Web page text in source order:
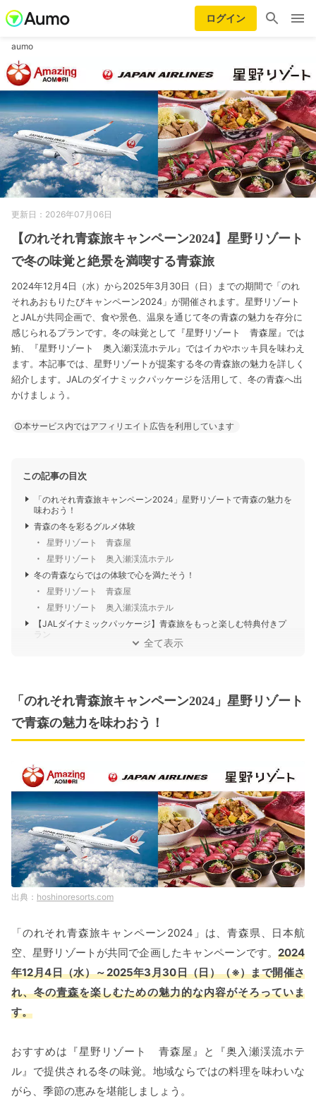
ログイン
aumo
更新日：2026年07月06日
【のれそれ青森旅キャンペーン2024】星野リゾート
で冬の味覚と絶景を満喫する青森旅
2024年12月4日（水）から2025年3月30日（日）までの期間で「のれ
それあおもりたびキャンペーン2024」が開催されます。星野リゾート
とJALが共同企画で、食や景色、温泉を通じて冬の青森の魅力を存分に
感じられるプランです。冬の味覚として『星野リゾート 青森屋』では
鮪、『星野リゾート 奥入瀬渓流ホテル』ではイカやホッキ貝を味わえ
ます。本記事では、星野リゾートが提案する冬の青森旅の魅力を詳しく
紹介します。JALのダイナミックパッケージを活用して、冬の青森へ出
かけましょう。
本サービス内ではアフィリエイト広告を利用しています
この記事の目次
「のれそれ青森旅キャンペーン2024」星野リゾートで青森の魅力を
味わおう！
青森の冬を彩るグルメ体験
星野リゾート 青森屋
星野リゾート 奥入瀬渓流ホテル
冬の青森ならではの体験で心を満たそう！
星野リゾート 青森屋
星野リゾート 奥入瀬渓流ホテル
【JALダイナミックパッケージ】青森旅をもっと楽しむ特典付きプ
ラン
全て表示
「のれそれ青森旅キャンペーン2024」星野リゾート
で青森の魅力を味わおう！
hoshinoresorts.com
「のれそれ青森旅キャンペーン2024」は、青森県、日本航
空、星野リゾートが共同で企画したキャンペーンです。 2024
年12月4日（水）～2025年3月30日（日）（※）まで開催さ
れ、冬の青森を楽しむための魅力的な内容がそろっていま
す。
おすすめは『星野リゾート 青森屋』と『奥入瀬渓流ホテ
ル』で提供される冬の味覚。地域ならではの料理を味わいな
がら、季節の恵みを堪能しましょう。